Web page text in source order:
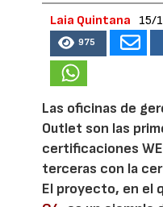
Laia Quintana 15/
975
Las oficinas de
Outlet son las
certificaciones
terceras con la
El proyecto, en el